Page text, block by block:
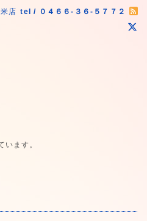
店 tel / ０４６６-３６-５７７２
ます。